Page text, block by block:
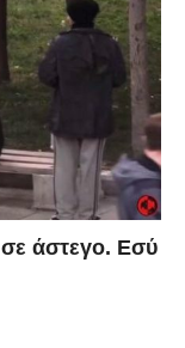
άστεγο. Εσύ